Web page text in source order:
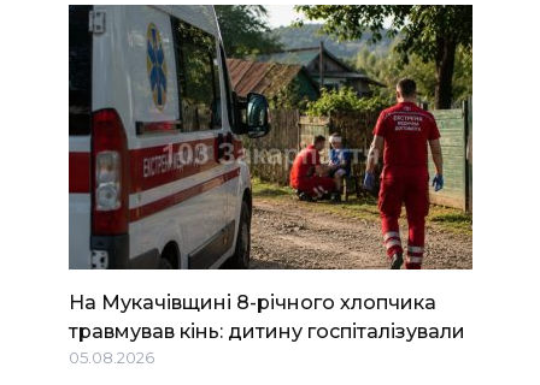
На Мукачівщині 8-річного хлопчика
травмував кінь: дитину госпіталізували
05.08.2026